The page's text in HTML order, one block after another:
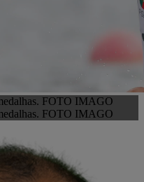
FOTO IMAGO
FOTO IMAGO